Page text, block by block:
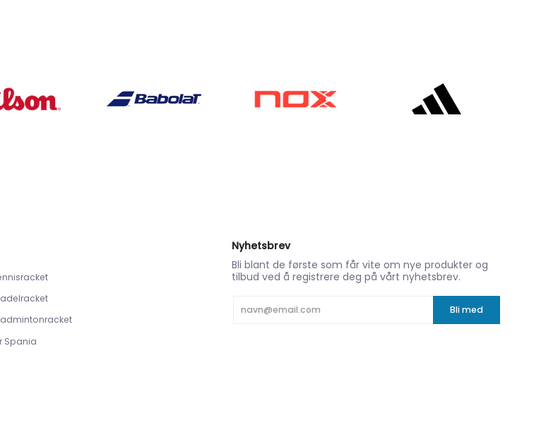
Spania
Nyhetsbrev
Bli blant de første som får vite om nye produkter og
tilbud ved å registrere deg på vårt nyhetsbrev.
Bli med